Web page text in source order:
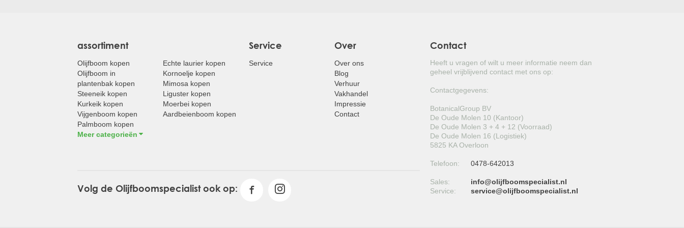
assortiment
Olijfboom kopen
Olijfboom in
plantenbak kopen
Steeneik kopen
Kurkeik kopen
Vijgenboom kopen
Palmboom kopen
Meer categorieën
Echte laurier kopen
Kornoelje kopen
Mimosa kopen
Liguster kopen
Moerbei kopen
Aardbeienboom kopen
Service
Service
Over
Over ons
Blog
Verhuur
Vakhandel
Impressie
Contact
Volg de Olijfboomspecialist ook op:
Contact
Heeft u vragen of wilt u meer informatie neem dan
geheel vrijblijvend contact met ons op:
Contactgegevens:
BotanicalGroup BV
De Oude Molen 10 (Kantoor)
De Oude Molen 3 + 4 + 12 (Voorraad)
De Oude Molen 16 (Logistiek)
5825 KA Overloon
Telefoon: 0478-642013
Sales:
info@olijfboomspecialist.nl
Service:
service@olijfboomspecialist.nl